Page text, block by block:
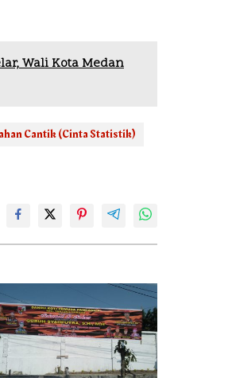
Wali Kota Medan
Cantik (Cinta Statistik)